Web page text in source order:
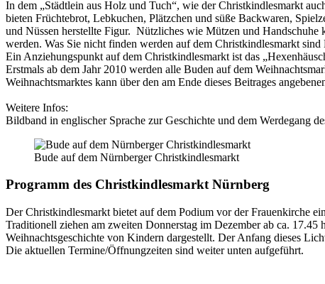
In dem „Städtlein aus Holz und Tuch“, wie der Christkindlesmarkt
bieten Früchtebrot, Lebkuchen, Plätzchen und süße Backwaren,
und Nüssen herstellte Figur. Nützliches wie Mützen und
werden. Was Sie nicht finden werden auf dem Christkindlesmarkt
Ein Anziehungspunkt auf dem Christkindlesmarkt ist das
Erstmals ab dem Jahr 2010 werden alle Buden auf dem
Weihnachtsmarktes kann über den am Ende dieses Beitrages
Weitere Infos:
Bildband in englischer Sprache zur Geschichte und dem Werdegang
Bude auf dem Nürnberger Christkindlesmarkt
Programm des Christkindlesmarkt Nürnberg
Der Christkindlesmarkt bietet auf dem Podium vor der Frauenkirche
Traditionell ziehen am zweiten Donnerstag im Dezember ab ca.
Weihnachtsgeschichte von Kindern dargestellt. Der Anfang dieses
Die aktuellen Termine/Öffnungzeiten sind weiter unten aufgeführt.